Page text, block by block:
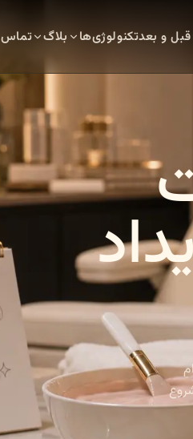
قبل و بعدتکنولوژی‌ها بلاگ تماس